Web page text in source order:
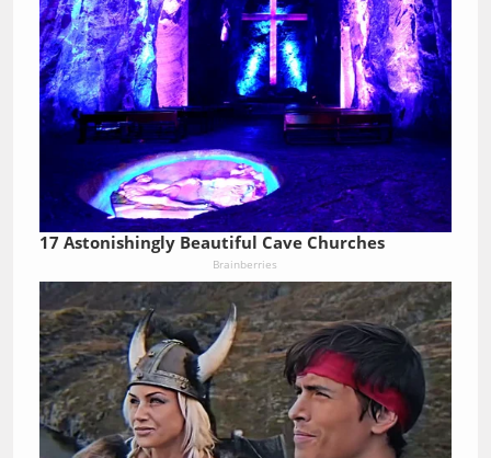
17 Astonishingly Beautiful Cave Churches
Brainberries